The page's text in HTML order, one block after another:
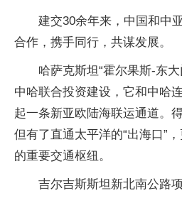
建交30余年来，中国和中
合作，携手同行，共谋发展。
哈萨克斯坦“霍尔果斯-东
中哈联合投资建设，它和中哈
起一条新亚欧陆海联运通道。
但有了直通太平洋的“出海口”
的重要交通枢纽。
吉尔吉斯斯坦新北南公路